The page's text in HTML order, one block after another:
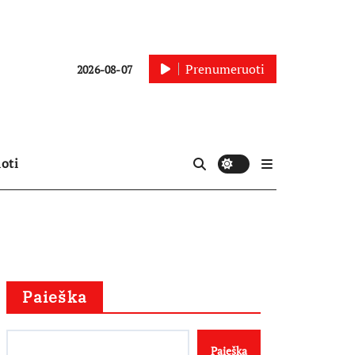
2026-08-07 Prenumeruoti
Paieška
Paieška